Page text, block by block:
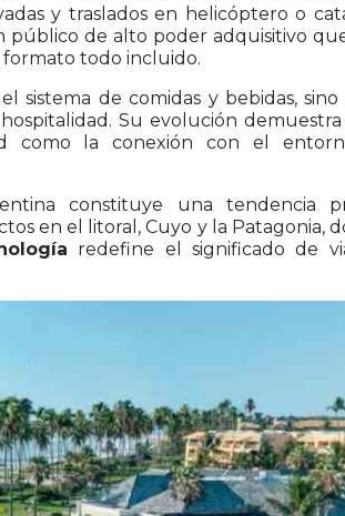
y traslados en helicóptero o
público de alto poder adquisitivo
todo incluido.
sistema de comidas y bebidas, sino
Su evolución demuestra
como la conexión con el
constituye una tendencia
en el litoral, Cuyo y la Patagonia,
redefine el significado de